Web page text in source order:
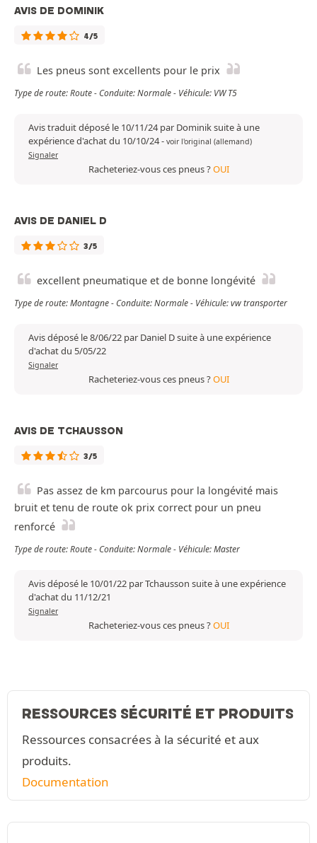
AVIS DE DOMINIK
4/5
Les pneus sont excellents pour le prix
Type de route: Route - Conduite: Normale - Véhicule: VW T5
Avis traduit déposé le 10/11/24 par Dominik suite à une
expérience d'achat du 10/10/24- voir l'original (allemand)
Signaler
Racheteriez-vous ces pneus ?OUI
AVIS DE DANIEL D
3/5
excellent pneumatique et de bonne longévité
Type de route: Montagne - Conduite: Normale - Véhicule: vw transporter
Avis déposé le 8/06/22 par Daniel D suite à une expérience
d'achat du 5/05/22
Signaler
Racheteriez-vous ces pneus ?OUI
AVIS DE TCHAUSSON
3/5
Pas assez de km parcourus pour la longévité mais
bruit et tenu de route ok prix correct pour un pneu
renforcé
Type de route: Route - Conduite: Normale - Véhicule: Master
Avis déposé le 10/01/22 par Tchausson suite à une expérience
d'achat du 11/12/21
Signaler
Racheteriez-vous ces pneus ?OUI
RESSOURCES SÉCURITÉ ET PRODUITS
Ressources consacrées à la sécurité et aux
produits.
Documentation